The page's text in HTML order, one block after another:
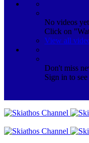
No videos
Click on
View all
Don't miss
Sign in to